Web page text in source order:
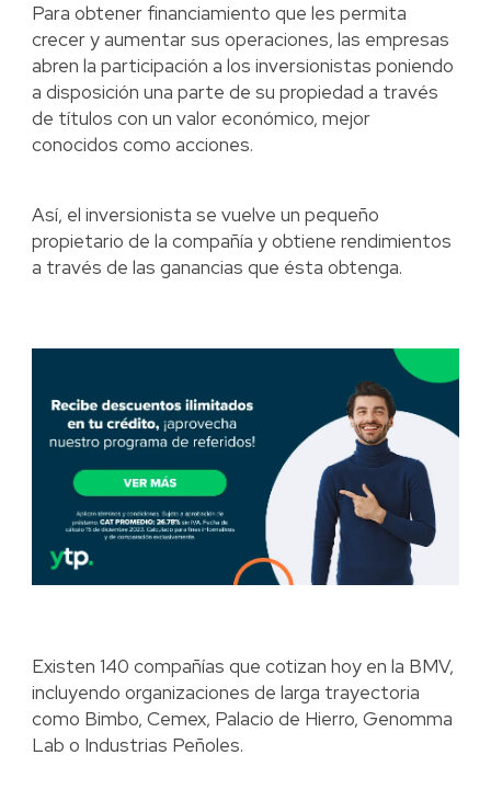
Para obtener financiamiento que les permita
crecer y aumentar sus operaciones, las empresas
abren la participación a los inversionistas poniendo
a disposición una parte de su propiedad a través
de títulos con un valor económico, mejor
conocidos como acciones.
Así, el inversionista se vuelve un pequeño
propietario de la compañía y obtiene rendimientos
a través de las ganancias que ésta obtenga.
Existen 140 compañías que cotizan hoy en la BMV,
incluyendo organizaciones de larga trayectoria
como Bimbo, Cemex, Palacio de Hierro, Genomma
Lab o Industrias Peñoles.